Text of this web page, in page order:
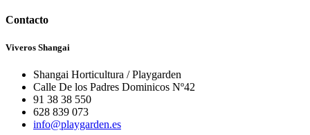
Contacto
Viveros Shangai
Shangai Horticultura / Playgarden
Calle De los Padres Dominicos Nº42
91 38 38 550
628 839 073
info@playgarden.es